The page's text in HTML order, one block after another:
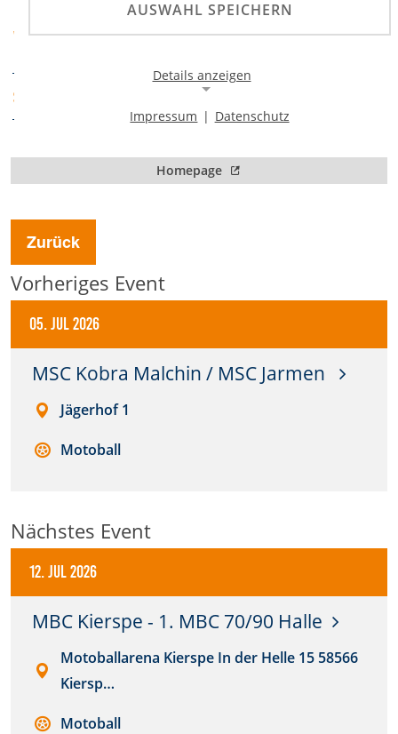
VERANSTALTER
MSF Tornado Kierspe
SPORTABTEILUNG ADAC Westfalen
Homepage
Zurück
Vorheriges Event
05. Jul 2026
MSC Kobra Malchin / MSC Jarmen
Jägerhof 1
Motoball
Nächstes Event
12. Jul 2026
MBC Kierspe - 1. MBC 70/90 Halle
Motoballarena Kierspe In der Helle 15 58566
Kiersp…
Motoball
AUSWAHL SPEICHERN
Details anzeigen
Notwendige Cookies ermöglichen die Kernfunktionalität
einer Website. Sie helfen dabei, die Website nutzbar zu
machen, indem sie grundlegende Funktionen
richtig funktionieren.
Background Image
Name:
gw-cookie-bgimage
Anbieter:
Dieser Cookie speichert Informationen zu
24 Stunden
Cookie Consent
Name:
Anbieter:
Impressum | Datenschutz